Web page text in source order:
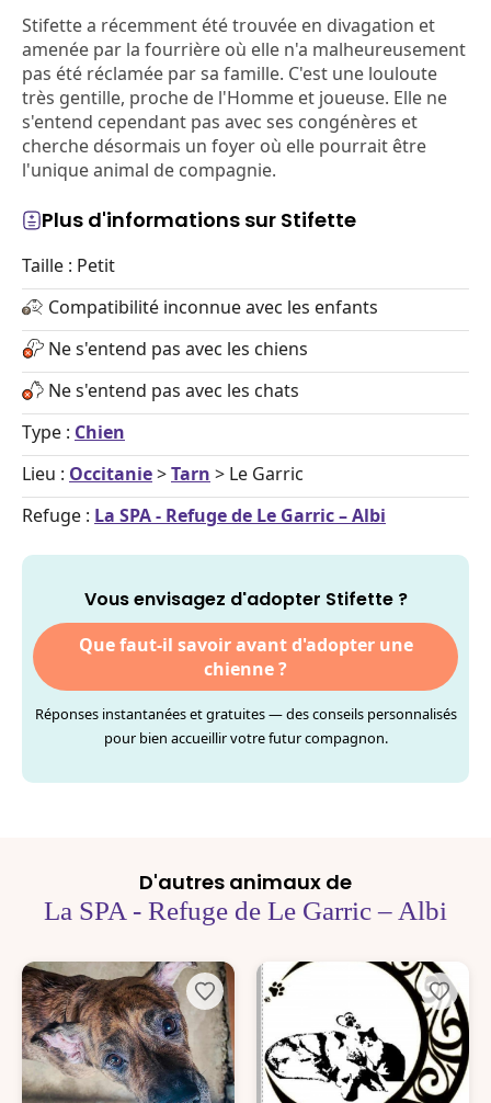
Stifette a récemment été trouvée en divagation et
amenée par la fourrière où elle n'a malheureusement
pas été réclamée par sa famille. C'est une louloute
très gentille, proche de l'Homme et joueuse. Elle ne
s'entend cependant pas avec ses congénères et
cherche désormais un foyer où elle pourrait être
l'unique animal de compagnie.
Plus d'informations sur Stifette
Taille : Petit
Compatibilité inconnue avec les enfants
Ne s'entend pas avec les chiens
Ne s'entend pas avec les chats
Type : Chien
Lieu : Occitanie>Tarn > Le Garric
Refuge : La SPA - Refuge de Le Garric – Albi
Vous envisagez d'adopter Stifette ?
Que faut-il savoir avant d'adopter une
chienne ?
Réponses instantanées et gratuites — des conseils personnalisés
pour bien accueillir votre futur compagnon.
D'autres animaux de
La SPA - Refuge de Le Garric – Albi